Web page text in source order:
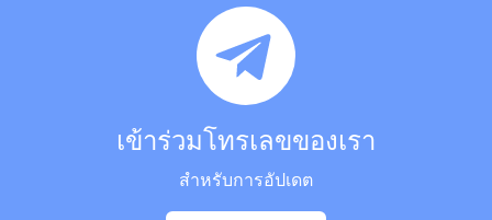
เข้าร่วมโทรเลขของเรา
สำหรับการอัปเดต